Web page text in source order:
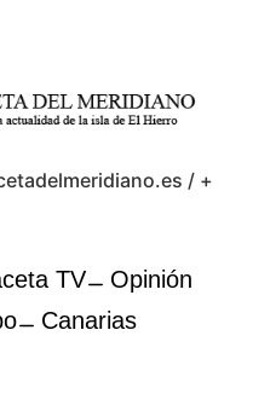
/ +
TV
Opinión
Canarias